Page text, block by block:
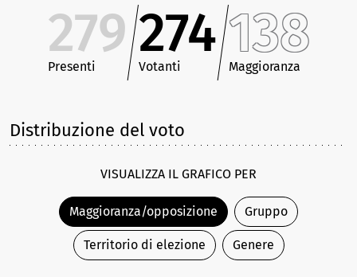
279
Presenti
274
Votanti
138
Maggioranza
Distribuzione del voto
VISUALIZZA IL GRAFICO PER
Maggioranza/opposizione Gruppo
Territorio di elezione Genere